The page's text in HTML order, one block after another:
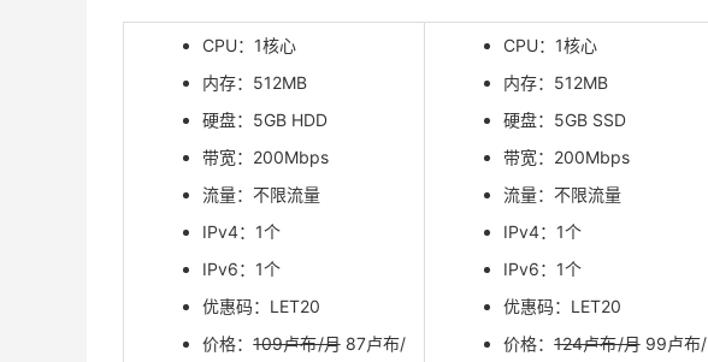
CPU：1核心
内存：512MB
硬盘：5GB HDD
带宽：200Mbps
流量：不限流量
IPv4：1个
IPv6：1个
优惠码：LET20
价格：109卢布/月87卢布/
CPU：1核心
内存：512MB
硬盘：5GB SSD
带宽：200Mbps
流量：不限流量
IPv4：1个
IPv6：1个
优惠码：LET20
价格：124卢布/月99卢布/